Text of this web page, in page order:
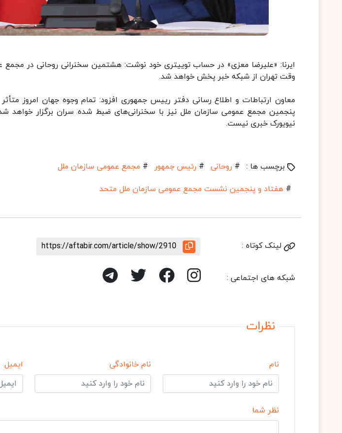
وقت تهران از شبکه خبر پخش خواهد شد.
معاون ارتباطات و اطلاع رسانی دفتر رییس جمهوری افزود: تمام وجوه جهان امروز
پنجمین مجمع عمومی سازمان ملل نیز با سخنرانی‌های ضبط شده‌ سران برگزار خواهد
نیویورک خبری نیست.
برچسب ها : # روحانی # رئیس جمهور # مجمع عمومی سازمان ملل
# هفتاد و پنجمین نشست مجمع عمومی سازمان ملل متحد
لینک کوتاه : https://aftabir.com/article/show/2910
شبکه های اجتماعی :
نظرات
نام نام خانوادگی ایمیل
نظر شما